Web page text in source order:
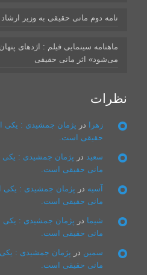
نامه دوم مانی حقیقی به وزیر ارشاد
ماهنامه سینمایی فیلم : اژدهای
می‌شود» اثر مانی حقیقی
نظرات
زهرا در پژمان جمشیدی : یکی
حقیقی است.
سعيد در پژمان جمشیدی : یکی
مانی حقیقی است.
آسيه در پژمان جمشیدی : یکی
مانی حقیقی است.
شيما در پژمان جمشیدی : یکی
مانی حقیقی است.
سمين در پژمان جمشیدی : یکی
مانی حقیقی است.